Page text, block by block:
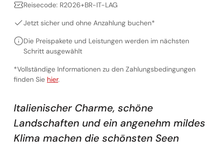
Italienischer Charme, schöne
Landschaften und ein angenehm mildes
Klima machen die schönsten Seen
Reisecode: R2026+BR-IT-LAG
Jetzt sicher und ohne Anzahlung buchen*
Die Preispakete und Leistungen werden im nächsten
Schritt ausgewählt
*Vollständige Informationen zu den Zahlungsbedingungen
finden Sie Vollständige Informationen zu den
hier.